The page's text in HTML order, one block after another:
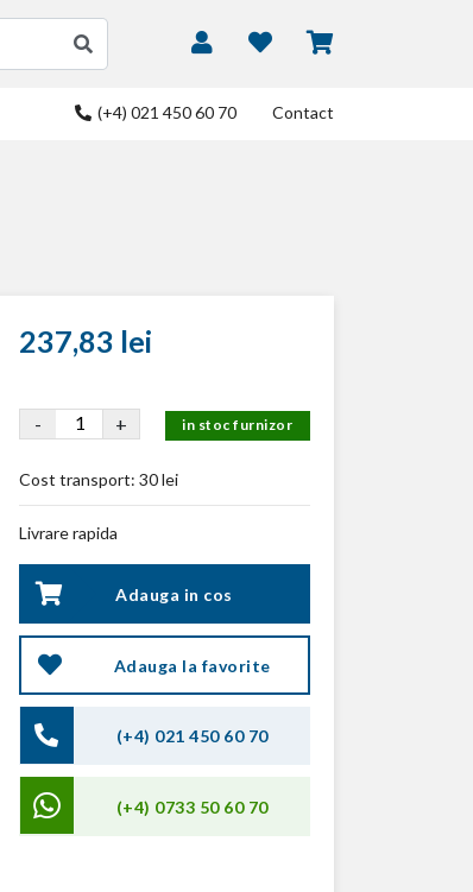
(+4) 021 450 60 70 Contact
237,83 lei
- + in stoc furnizor
Cost transport: 30 lei
Livrare rapida
Adauga in cos
Adauga la favorite
(+4) 021 450 60 70
(+4) 0733 50 60 70